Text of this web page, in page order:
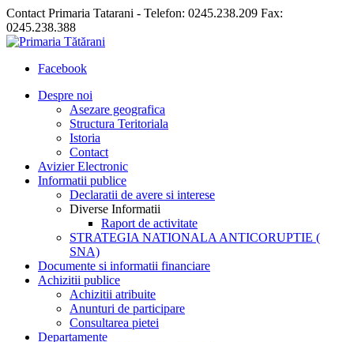
Contact Primaria Tatarani - Telefon: 0245.238.209 Fax:
0245.238.388
Facebook
Despre noi
Asezare geografica
Structura Teritoriala
Istoria
Contact
Avizier Electronic
Informatii publice
Declaratii de avere si interese
Diverse Informatii
Raport de activitate
STRATEGIA NATIONALA ANTICORUPTIE (
SNA)
Documente si informatii financiare
Achizitii publice
Achizitii atribuite
Anunturi de participare
Consultarea pietei
Departamente